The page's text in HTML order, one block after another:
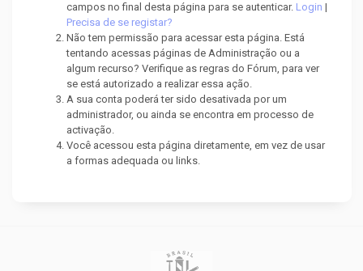
campos no final desta página para se autenticar. Login |
Precisa de se registar?
Não tem permissão para acessar esta página. Está
tentando acessas páginas de Administração ou a
algum recurso? Verifique as regras do Fórum, para ver
se está autorizado a realizar essa ação.
A sua conta poderá ter sido desativada por um
administrador, ou ainda se encontra em processo de
activação.
Você acessou esta página diretamente, em vez de usar
a formas adequada ou links.